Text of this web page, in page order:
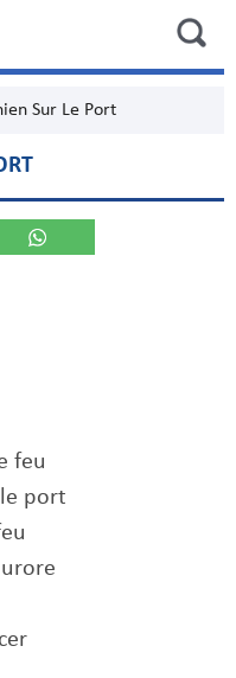
Sur Le Port
feu
le port